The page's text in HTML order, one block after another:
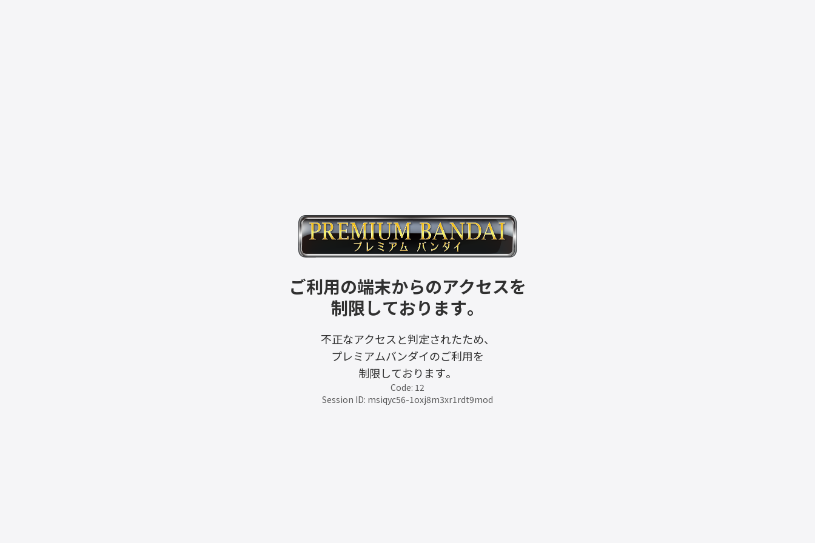
ご利用の端末からのアクセスを
制限しております。
不正なアクセスと判定されたため、
プレミアムバンダイのご利用を
制限しております。
Code: 12
Session ID: msiqyc56-1oxj8m3xr1rdt9mod